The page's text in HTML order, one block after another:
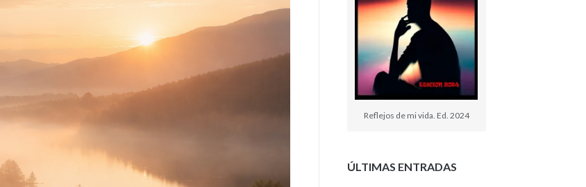
Reflejos de mi vida. Ed. 2024
ÚLTIMAS ENTRADAS